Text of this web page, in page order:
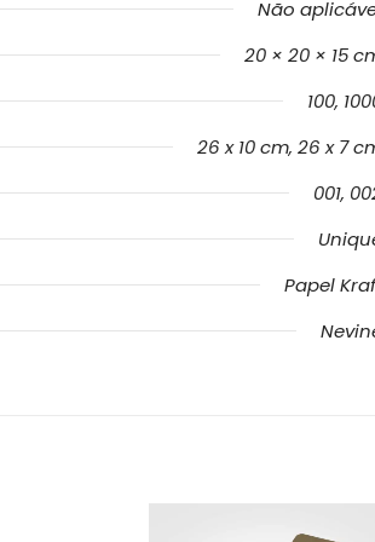
Não
20 × 20 × 15
100,
26 x 10 cm, 26 x 7
001,
Papel